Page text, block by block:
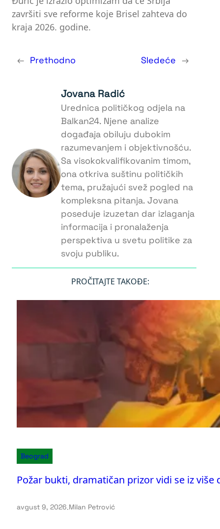
završiti sve reforme koje Brisel zahteva do
kraja 2026. godine.
← Prethodno Sledeće →
Jovana Radić
Urednica političkog odjela na
Balkan24. Njene analize
događaja obiluju dubokim
razumevanjem i objektivnošću.
Sa visokokvalifikovanim timom,
ona otkriva suštinu političkih
tema, pružajući svež pogled na
kompleksna pitanja. Jovana
poseduje izuzetan dar izlaganja
informacija i pronalaženja
perspektiva u svetu politike za
svoju publiku.
PROČITAJTE TAKOĐE:
Beograd
Požar bukti, dramatičan prizor vidi se iz više
avgust 9, 2026.Milan Petrović